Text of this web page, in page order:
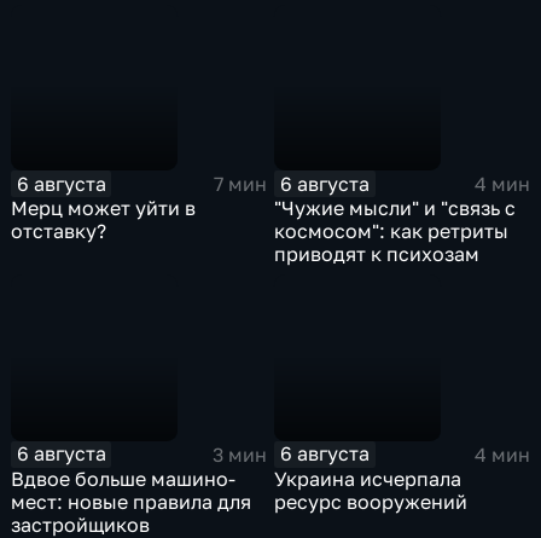
6 августа
7 мин
Мерц может уйти в
отставку?
6 августа
4 мин
"Чужие мысли" и "связь с
космосом": как ретриты
приводят к психозам
6 августа
3 мин
Вдвое больше машино-
мест: новые правила для
застройщиков
6 августа
4 мин
Украина исчерпала
ресурс вооружений